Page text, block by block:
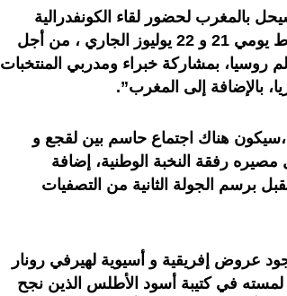
بالمغرب لحضور لقاء الكونفدرالية
الإفريقية لكرة القدم، الذي سينظم بمدينة الرباط يومي 21 و 22 يوليوز الجاري ، من أجل
روسيا، بمشاركة خبراء ومدربي المنتخبات
بالإضافة إلى المغرب”.
هناك اجتماع حاسم بين لقجع و
رفقة النخبة الوطنية، إضافة
برسم الجولة الثانية من التصفيات
عروض إفريقية و أسيوية لهيرفي رونار
في كتيبة أسود الأطلس الذين نجح